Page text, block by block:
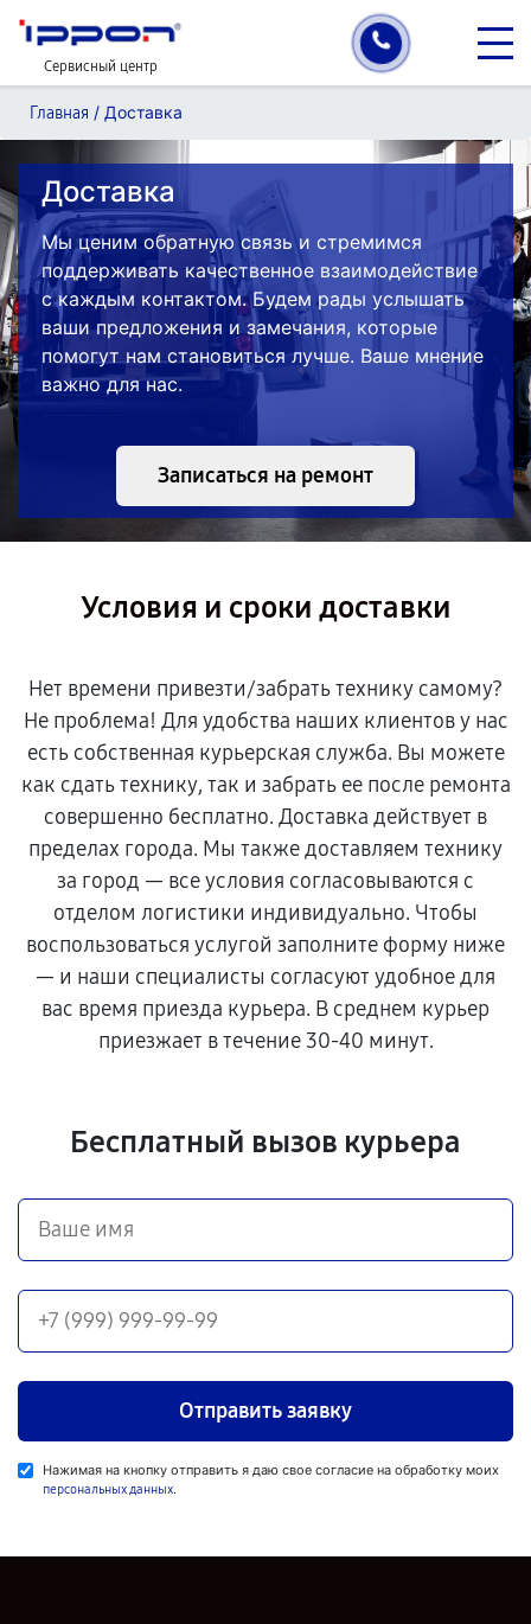
Сервисный центр
Главная / Доставка
Доставка
Мы ценим обратную связь и стремимся
поддерживать качественное взаимодействие
с каждым контактом. Будем рады услышать
ваши предложения и замечания, которые
помогут нам становиться лучше. Ваше мнение
важно для нас.
Записаться на ремонт
Условия и сроки доставки
Нет времени привезти/забрать технику самому?
Не проблема! Для удобства наших клиентов у нас
есть собственная курьерская служба. Вы можете
как сдать технику, так и забрать ее после ремонта
совершенно бесплатно. Доставка действует в
пределах города. Мы также доставляем технику
за город — все условия согласовываются с
отделом логистики индивидуально. Чтобы
воспользоваться услугой заполните форму ниже
— и наши специалисты согласуют удобное для
вас время приезда курьера. В среднем курьер
приезжает в течение 30-40 минут.
Бесплатный вызов курьера
Отправить заявку
Нажимая на кнопку отправить я даю свое согласие на обработку моих
персональных данных.